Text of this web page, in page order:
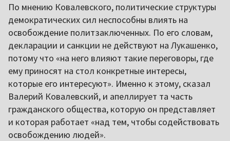
По мнению Ковалевского, политические структуры
демократических сил неспособны влиять на
освобождение политзаключенных. По его словам,
декларации и санкции не действуют на Лукашенко,
потому что «на него влияют такие переговоры, где
ему приносят на стол конкретные интересы,
которые его интересуют». Именно к этому, сказал
Валерий Ковалевский, и апеллирует та часть
гражданского общества, которую он представляет
и которая работает «над тем, чтобы содействовать
освобождению людей».